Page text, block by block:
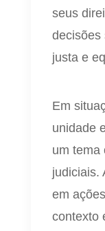
seus
decisões
justa e
Em
unidade
um tema
judiciais.
em
contexto